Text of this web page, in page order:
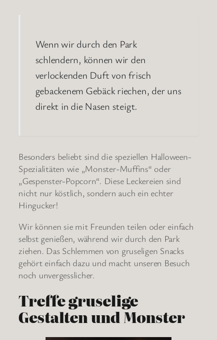
Wenn wir durch den Park
schlendern, können wir den
verlockenden Duft von frisch
gebackenem Gebäck riechen, der uns
direkt in die Nasen steigt.
Besonders beliebt sind die speziellen Halloween-
Spezialitäten wie „Monster-Muffins“ oder
„Gespenster-Popcorn“. Diese Leckereien sind
nicht nur köstlich, sondern auch ein echter
Hingucker!
Wir können sie mit Freunden teilen oder einfach
selbst genießen, während wir durch den Park
ziehen. Das Schlemmen von gruseligen Snacks
gehört einfach dazu und macht unseren Besuch
noch unvergesslicher.
Treffe gruselige
Gestalten und Monster